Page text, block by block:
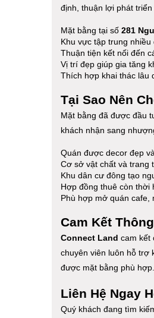
định, thuận lợi phát
Mặt bằng tại số 281
Khu vực tập trung
Thuận tiện kết nối đến
Vị trí đẹp giúp gia tăng
Thích hợp khai thác lâu
Tại Sao Nên
Mặt bằng đã được đầu
khách nhận sang
Quán được decor đẹp
Cơ sở vật chất và trang
Khu dân cư đông tạo
Hợp đồng thuê còn thời
Phù hợp mở quán cafe,
Cam Kết
Connect Land cam kết
chuyên viên luôn hỗ trợ
được mặt bằng phù hợp.
Liên Hệ Ngay
Quý khách đang tìm